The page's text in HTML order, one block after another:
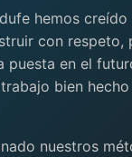
hemos
con respeto,
puesta en el
bien
nuestros